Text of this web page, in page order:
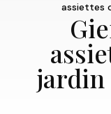
assiettes
jardin